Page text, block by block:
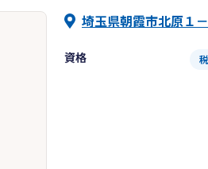
埼玉県朝霞市北原１
資格